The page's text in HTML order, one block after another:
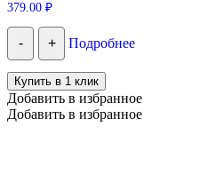
379.00 ₽
- + Подробнее
Купить в 1 клик
Добавить в избранное
Добавить в избранное